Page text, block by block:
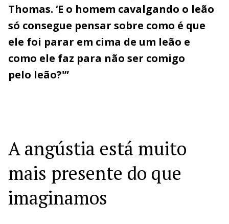
Thomas. ‘E o homem cavalgando o leão
só consegue pensar sobre como é que
ele foi parar em cima de um leão e
como ele faz para não ser comigo
pelo leão?'”
A angústia está muito
mais presente do que
imaginamos